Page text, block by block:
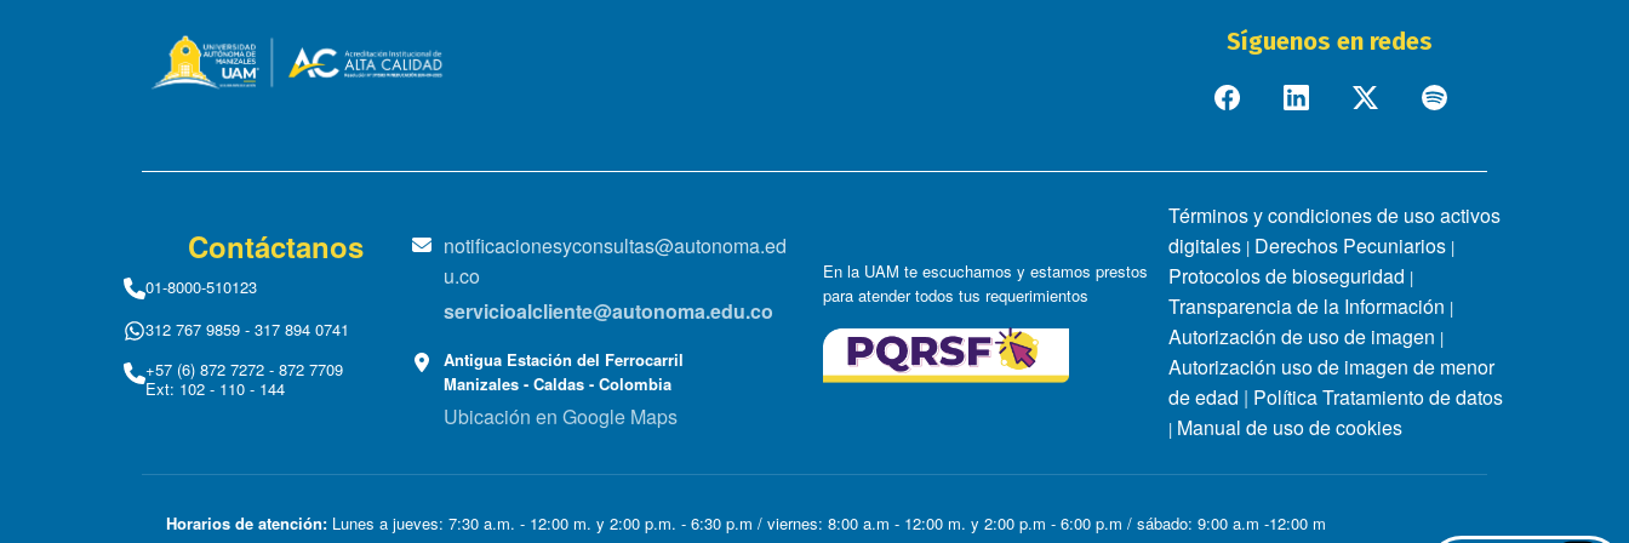
Síguenos en redes
Contáctanos
01-8000-510123
312 767 9859 - 317 894 0741
+57 (6) 872 7272 - 872 7709
Ext: 102 - 110 - 144
notificacionesyconsultas@autonoma.ed
u.co
servicioalcliente@autonoma.edu.co
Antigua Estación del Ferrocarril
Manizales - Caldas - Colombia
Ubicación en Google Maps
En la UAM te escuchamos y estamos prestos
para atender todos tus requerimientos
Términos y condiciones de uso activos
digitales | Derechos Pecuniarios |
Protocolos de bioseguridad |
Transparencia de la Información |
Autorización de uso de imagen |
Autorización uso de imagen de menor
de edad | Política Tratamiento de datos
| Manual de uso de cookies
Horarios de atención: Lunes a jueves: 7:30 a.m. - 12:00 m. y 2:00 p.m. - 6:30 p.m / viernes: 8:00 a.m - 12:00 m. y 2:00 p.m - 6:00 p.m / sábado: 9:00 a.m -12:00 m